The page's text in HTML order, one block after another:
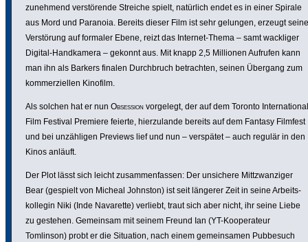
zunehmend vers­tö­rende Streiche spielt, natürlich endet es in einer Spirale
aus Mord und Paranoia. Bereits dieser Film ist sehr gelungen, erzeugt seine
Vers­törung auf formaler Ebene, reizt das Internet-Thema – samt wackliger
Digital-Hand­ka­mera – gekonnt aus. Mit knapp 2,5 Millionen Aufrufen kann
man ihn als Barkers finalen Durch­bruch betrachten, seinen Übergang zum
kommer­zi­ellen Kinofilm.
Als solchen hat er nun Obsession vorgelegt, der auf dem Toronto Inter­na­tional
Film Festival Premiere feierte, hier­zu­lande bereits auf dem Fantasy Filmfest
und bei unzäh­ligen Previews lief und nun – verspätet – auch regulär in den
Kinos anläuft.
Der Plot lässt sich leicht zusam­men­fassen: Der unsichere Mitt­zwan­ziger
Bear (gespielt von Micheal Johnston) ist seit längerer Zeit in seine Arbeits­
kol­legin Niki (Inde Navarette) verliebt, traut sich aber nicht, ihr seine Liebe
zu gestehen. Gemeinsam mit seinem Freund Ian (YT-Koope­ra­teur
Tomlinson) probt er die Situation, nach einem gemein­samen Pubbesuch